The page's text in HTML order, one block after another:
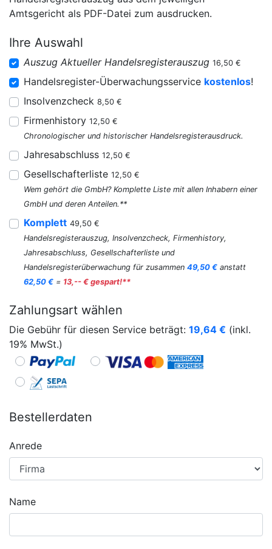
Amtsgericht als PDF-Datei zum ausdrucken.
Ihre Auswahl
Auszug Aktueller Handelsregisterauszug 16,50 €
Handelsregister-Überwachungsservice kostenlos!
Insolvenzcheck 8,50 €
Firmenhistory 12,50 €
Chronologischer und historischer Handelsregisterausdruck.
Jahresabschluss 12,50 €
Gesellschafterliste 12,50 €
Wem gehört die GmbH? Komplette Liste mit allen Inhabern einer
GmbH und deren Anteilen.**
Komplett 49,50 €
Handelsregisterauszug, Insolvenzcheck, Firmenhistory,
Jahresabschluss, Gesellschafterliste und
Handelsregisterüberwachung für zusammen 49,50 € anstatt
62,50 € = 13,-- € gespart!**
Zahlungsart wählen
Die Gebühr für diesen Service beträgt: 19,64 € (inkl.
19% MwSt.)
Bestellerdaten
Anrede
Name